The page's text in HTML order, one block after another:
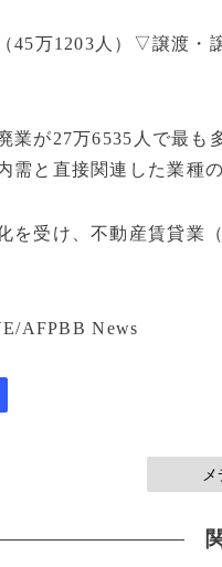
45万1203人）▽譲渡
業が27万6535人で最も
需と直接関連した業種
を受け、不動産賃貸業
AFPBB News